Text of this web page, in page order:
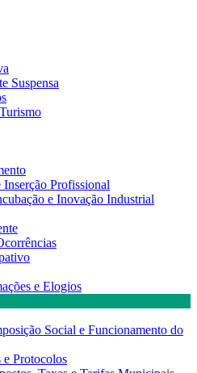
Suspensa
Profissional
e Inovação Industrial
e Elogios
Social e Funcionamento do
e Protocolos